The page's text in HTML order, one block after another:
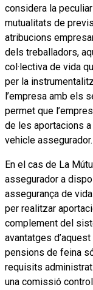
considera la
mutualitats de
atribucions
dels treballadors,
col·lectiva de vida
per la
l’empresa amb els
permet que
de les aportacions
vehicle assegurador.
En el cas de La
assegurador a
assegurança de
per realitzar
complement del
avantatges
pensions de feina
requisits
una comissió